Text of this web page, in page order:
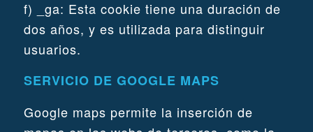
f) _ga: Esta cookie tiene una duración de
dos años, y es utilizada para distinguir
usuarios.
SERVICIO DE GOOGLE MAPS
Google maps permite la inserción de